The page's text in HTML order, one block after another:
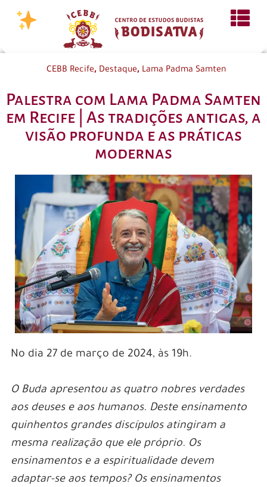
CEBB Recife, Destaque, Lama Padma Samten
Palestra com Lama Padma Samten
em Recife | As tradições antigas, a
visão profunda e as práticas
modernas
No dia 27 de março de 2024, às 19h.
O Buda apresentou as quatro nobres verdades
aos deuses e aos humanos. Deste ensinamento
quinhentos grandes discípulos atingiram a
mesma realização que ele próprio. Os
ensinamentos e a espiritualidade devem
adaptar-se aos tempos? Os ensinamentos